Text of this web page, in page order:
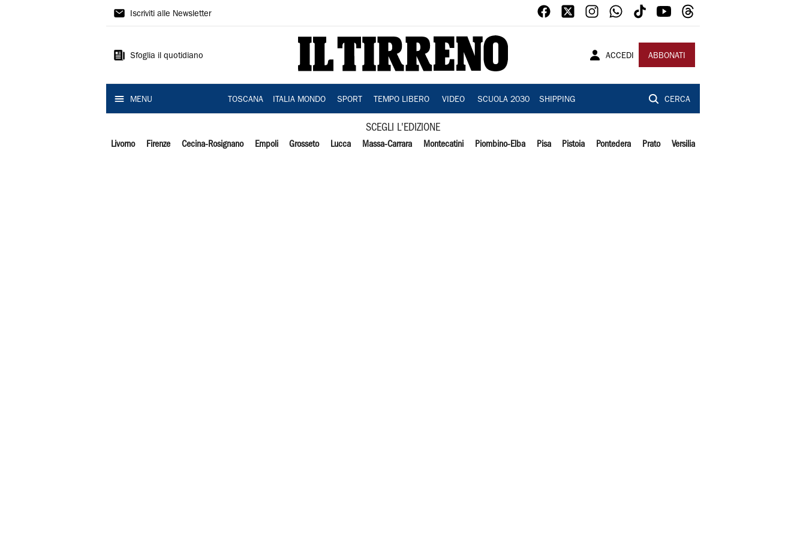
Il
Iscriviti alle Newsletter
Sfoglia il quotidiano ACCEDI ABBONATI
MENU TOSCANA ITALIA MONDO SPORT TEMPO LIBERO VIDEO SCUOLA 2030 SHIPPING CERCA
SCEGLI L'EDIZIONE
Livorno Firenze Cecina-Rosignano Empoli Grosseto Lucca Massa-Carrara Montecatini Piombino-Elba Pisa Pistoia Pontedera Prato Versilia